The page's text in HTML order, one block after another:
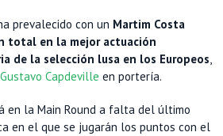
prevalecido con un Martim Costa
total en la mejor actuación
de la selección lusa en los Europeos,
Gustavo Capdeville en portería.
en la Main Round a falta del último
en el que se jugarán los puntos con el